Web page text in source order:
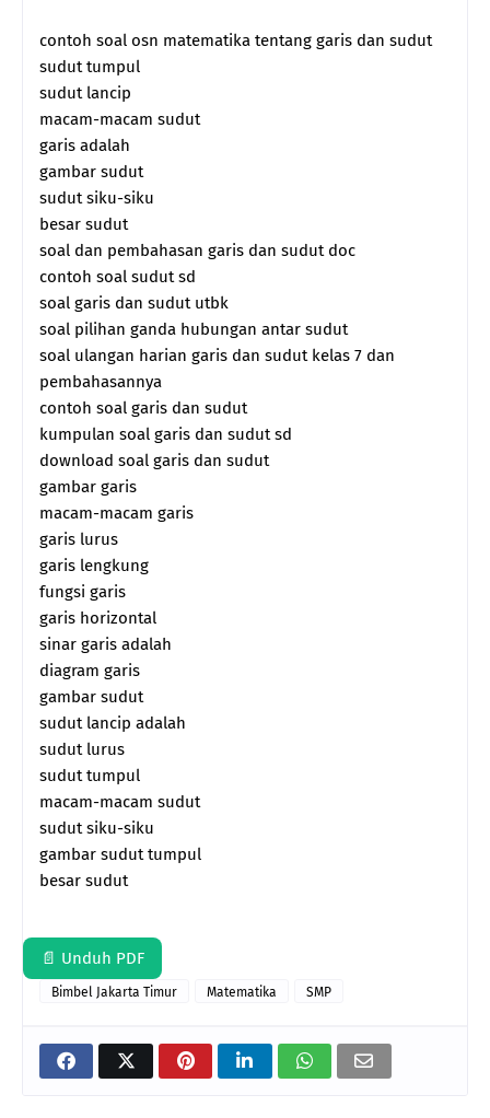
contoh soal osn matematika tentang garis dan sudut
sudut tumpul
sudut lancip
macam-macam sudut
garis adalah
gambar sudut
sudut siku-siku
besar sudut
soal dan pembahasan garis dan sudut doc
contoh soal sudut sd
soal garis dan sudut utbk
soal pilihan ganda hubungan antar sudut
soal ulangan harian garis dan sudut kelas 7 dan
pembahasannya
contoh soal garis dan sudut
kumpulan soal garis dan sudut sd
download soal garis dan sudut
gambar garis
macam-macam garis
garis lurus
garis lengkung
fungsi garis
garis horizontal
sinar garis adalah
diagram garis
gambar sudut
sudut lancip adalah
sudut lurus
sudut tumpul
macam-macam sudut
sudut siku-siku
gambar sudut tumpul
besar sudut
📄 Unduh PDF
Bimbel Jakarta Timur Matematika SMP